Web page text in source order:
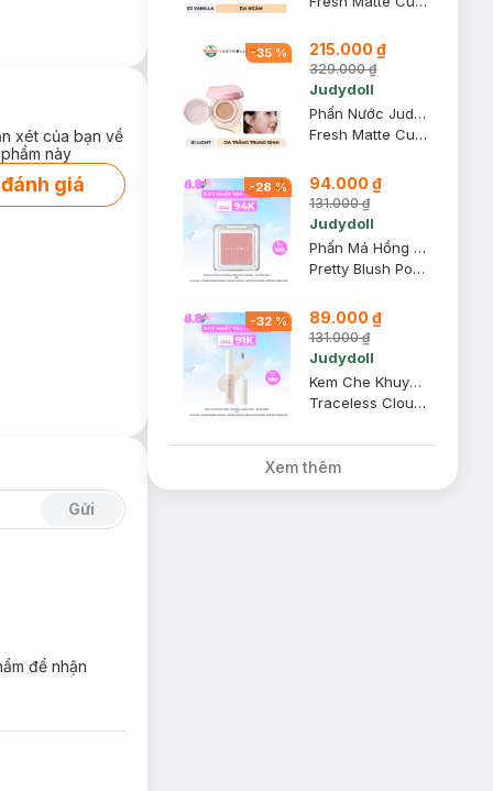
xét của bạn về
này
giá
Gửi
để nhận
-35 % 215.000 ₫
329.000 ₫
Judydoll
Phấn Nước Judydoll Mịn Lì, Che Phủ Cao - 01 Light 12.5g
Fresh Matte Cushion
-28 % 94.000 ₫
131.000 ₫
Judydoll
Phấn Má Hồng Judydoll Mềm Mịn Tự Nhiên - 49 Hồng Dâu 2g
Pretty Blush Powder
-32% 89.000 ₫
131.000 ₫
Judydoll
Kem Che Khuyết Điểm Judydoll Dạng Lỏng - 00 Da Sáng 3.2g
Traceless Cloud-Touch Concealer - 00 Fair
Xem thêm